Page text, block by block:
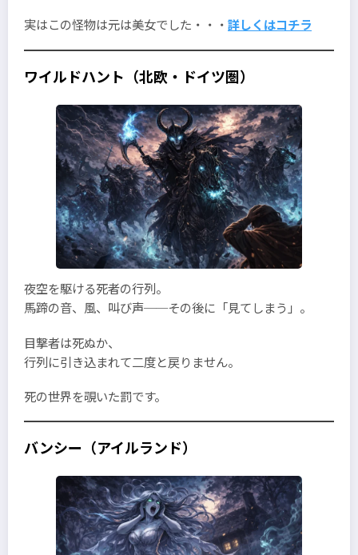
実はこの怪物は元は美女でした・・・ 詳しくはコチラ
ワイルドハント（北欧・ドイツ圏）
夜空を駆ける死者の行列。
馬蹄の音、風、叫び声──その後に「見てしまう」。
目撃者は死ぬか、
行列に引き込まれて二度と戻りません。
死の世界を覗いた罰です。
バンシー（アイルランド）